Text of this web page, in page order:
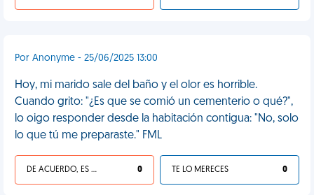
Por Anonyme - 25/06/2025 13:00
Hoy, mi marido sale del baño y el olor es horrible.
Cuando grito: "¿Es que se comió un cementerio o qué?",
lo oigo responder desde la habitación contigua: "No, solo
lo que tú me preparaste." FML
DE ACUERDO, ES UNA VIDA HP 0 TE LO MERECES 0